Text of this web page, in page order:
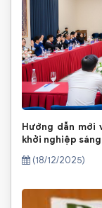
Hướng dẫn mới
khởi nghiệp
(18/12/2025)